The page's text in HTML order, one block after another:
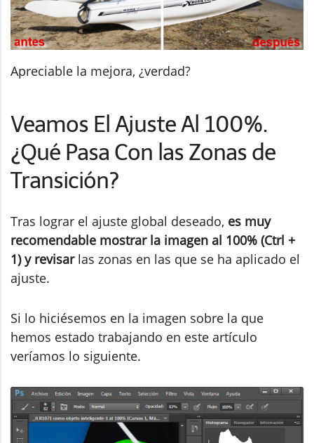
Apreciable la mejora, ¿verdad?
Veamos El Ajuste Al 100%.
¿Qué Pasa Con las Zonas de
Transición?
Tras lograr el ajuste global deseado, es muy
recomendable mostrar la imagen al 100% (Ctrl +
1) y revisarlas zonas en las que se ha aplicado el
ajuste.
Si lo hiciésemos en la imagen sobre la que
hemos estado trabajando en este artículo
veríamos lo siguiente.